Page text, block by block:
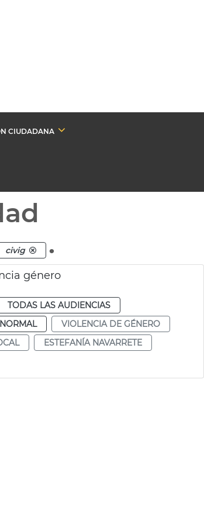
CIUDADANA
civig .
género
TODAS LAS AUDIENCIAS
NORMAL
VIOLENCIA DE GÉNERO
ESTEFANÍA NAVARRETE